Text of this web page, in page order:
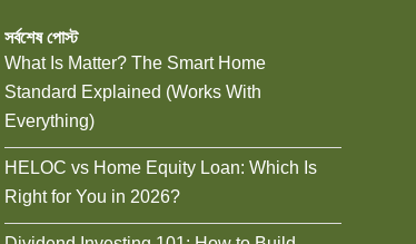
সর্বশেষ পোস্ট
What Is Matter? The Smart Home
Standard Explained (Works With
Everything)
HELOC vs Home Equity Loan: Which Is
Right for You in 2026?